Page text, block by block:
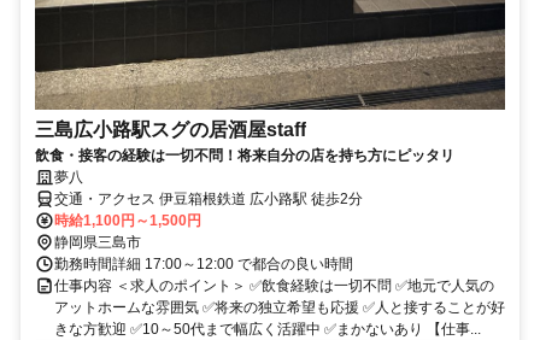
三島広小路駅スグの居酒屋staff
飲食・接客の経験は一切不問！将来自分の店を持ち方にピッタリ
夢八
交通・アクセス 伊豆箱根鉄道 広小路駅 徒歩2分
時給1,100円～1,500円
静岡県三島市
勤務時間詳細 17:00～12:00 で都合の良い時間
仕事内容 ＜求人のポイント＞ ✅飲食経験は一切不問 ✅地元で人気の
アットホームな雰囲気 ✅将来の独立希望も応援 ✅人と接することが好
きな方歓迎 ✅10～50代まで幅広く活躍中 ✅まかないあり 【仕事...